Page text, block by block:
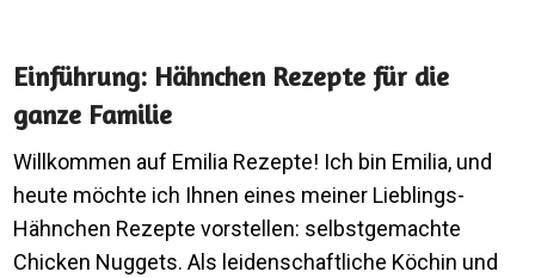
Einführung: Hähnchen Rezepte für die
ganze Familie
Willkommen auf Emilia Rezepte! Ich bin Emilia, und
heute möchte ich Ihnen eines meiner Lieblings-
Hähnchen Rezepte vorstellen: selbstgemachte
Chicken Nuggets. Als leidenschaftliche Köchin und